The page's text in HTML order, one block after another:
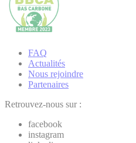
FAQ
Actualités
Nous rejoindre
Partenaires
Retrouvez-nous sur :
facebook
instagram